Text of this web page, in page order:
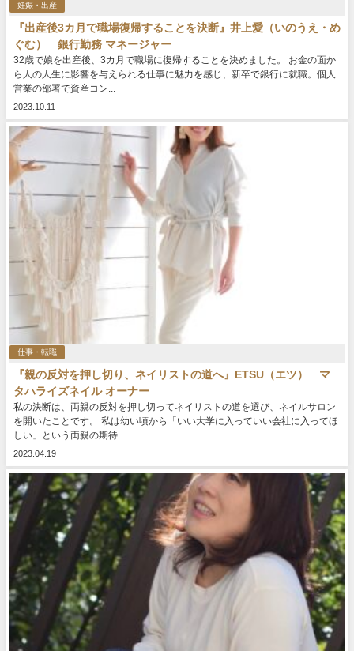
妊娠・出産
『出産後3カ月で職場復帰することを決断』井上愛（いのうえ・め
ぐむ） 銀行勤務 マネージャー
32歳で娘を出産後、3カ月で職場に復帰することを決めました。 お金の面か
ら人の人生に影響を与えられる仕事に魅力を感じ、新卒で銀行に就職。個人
営業の部署で資産コン...
2023.10.11
仕事・転職
『親の反対を押し切り、ネイリストの道へ』ETSU（エツ） マ
タハライズネイル オーナー
私の決断は、両親の反対を押し切ってネイリストの道を選び、ネイルサロン
を開いたことです。 私は幼い頃から「いい大学に入っていい会社に入ってほ
しい」という両親の期待...
2023.04.19